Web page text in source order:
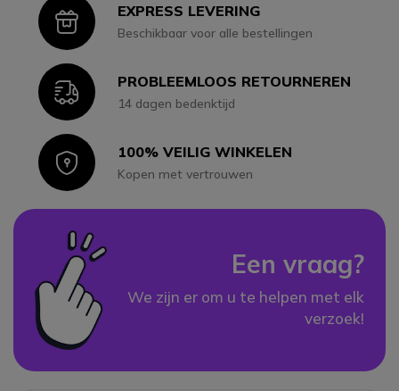
IconEXPRESS LEVERING
Beschikbaar voor alle bestellingen
IconPROBLEEMLOOS RETOURNEREN
14 dagen bedenktijd
Icon100% VEILIG WINKELEN
Kopen met vertrouwen
Een vraag?
We zijn er om u te helpen met elk
verzoek!